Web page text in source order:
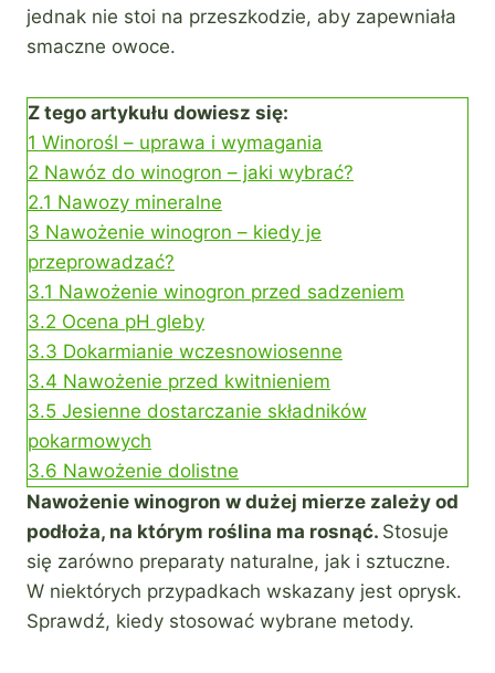
jednak nie stoi na przeszkodzie, aby zapewniała
smaczne owoce.
Z tego artykułu dowiesz się:
1 Winorośl – uprawa i wymagania
2 Nawóz do winogron – jaki wybrać?
2.1 Nawozy mineralne
3 Nawożenie winogron – kiedy je
przeprowadzać?
3.1 Nawożenie winogron przed sadzeniem
3.2 Ocena pH gleby
3.3 Dokarmianie wczesnowiosenne
3.4 Nawożenie przed kwitnieniem
3.5 Jesienne dostarczanie składników
pokarmowych
3.6 Nawożenie dolistne
Nawożenie winogron w dużej mierze zależy od
podłoża, na którym roślina ma rosnąć. Stosuje
się zarówno preparaty naturalne, jak i sztuczne.
W niektórych przypadkach wskazany jest oprysk.
Sprawdź, kiedy stosować wybrane metody.